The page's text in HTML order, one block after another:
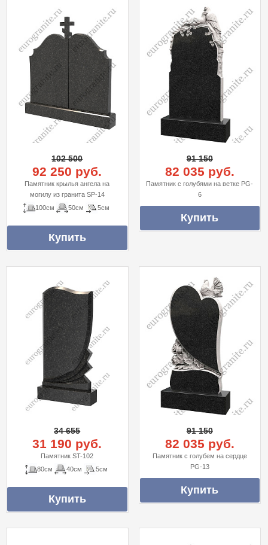
102 500
92 250 руб.
Памятник крылья ангела на
могилу из гранита SP-14
100см
50см 5см
91 150
82 035 руб.
Памятник с голубями на ветке PG-
6
34 655
31 190 руб.
Памятник ST-102
80см
40см 5см
91 150
82 035 руб.
Памятник с голубем на сердце
PG-13